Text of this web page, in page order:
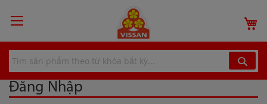
đến
dung
Đăng Nhập